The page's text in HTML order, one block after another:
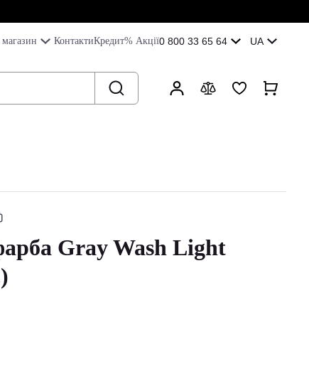
КонтактиКредит% Акції0 800 33 65 64 UA
Gray Wash Light